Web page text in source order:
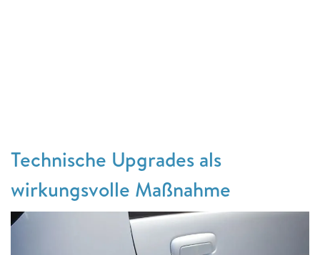
Technische Upgrades als
wirkungsvolle Maßnahme